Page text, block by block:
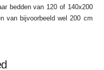
bedden van 120 of 140x200
van bijvoorbeeld wel 200 cm